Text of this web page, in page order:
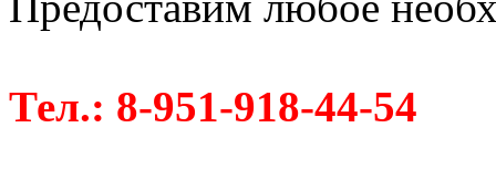
Тел.: 8-951-918-44-54